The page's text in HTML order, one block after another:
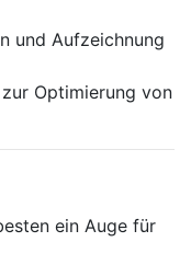
und Aufzeichnung
Optimierung von
ein Auge für